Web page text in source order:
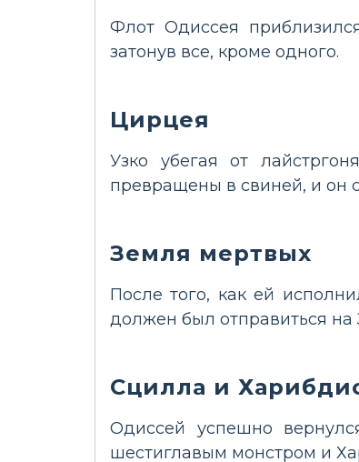
Флот Одиссея
затонув все, кроме одного.
Цирцея
Узко убегая от
превращены в свиней, и он
Земля мертвых
После того, как ей
должен был отправиться
Сцилла и
Одиссей успешно
шестиглавым монстром и